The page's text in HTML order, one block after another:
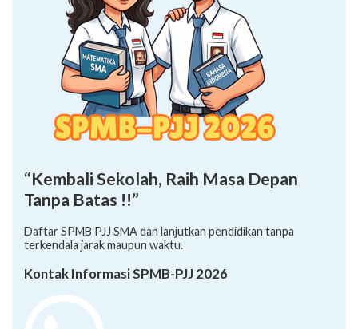
“Kembali Sekolah, Raih Masa Depan
Tanpa Batas !!”
Daftar SPMB PJJ SMA dan lanjutkan pendidikan tanpa
terkendala jarak maupun waktu.
Kontak Informasi SPMB-PJJ 2026